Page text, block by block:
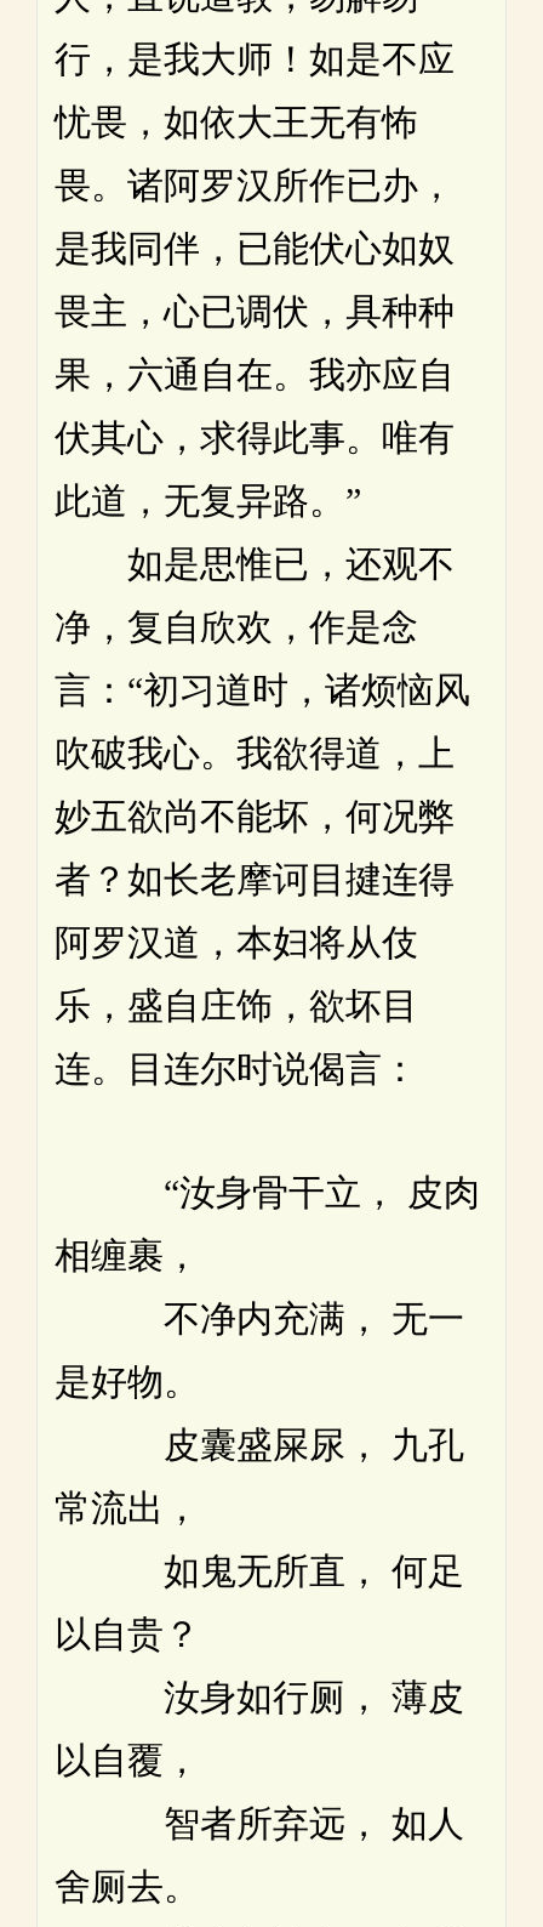
行，是我大师！如是不应
忧畏，如依大王无有怖
畏。诸阿罗汉所作已办，
是我同伴，已能伏心如奴
畏主，心已调伏，具种种
果，六通自在。我亦应自
伏其心，求得此事。唯有
此道，无复异路。”
如是思惟已，还观不
净，复自欣欢，作是念
言：“初习道时，诸烦恼风
吹破我心。我欲得道，上
妙五欲尚不能坏，何况弊
者？如长老摩诃目揵连得
阿罗汉道，本妇将从伎
乐，盛自庄饰，欲坏目
连。目连尔时说偈言：
“汝身骨干立， 皮肉
相缠裹，
不净内充满， 无一
是好物。
皮囊盛屎尿， 九孔
常流出，
如鬼无所直， 何足
以自贵？
汝身如行厕， 薄皮
以自覆，
智者所弃远， 如人
舍厕去。